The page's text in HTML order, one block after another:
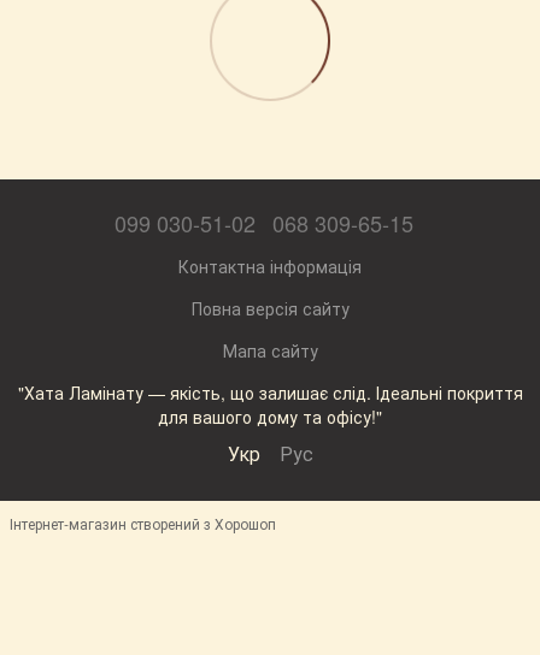
099 030-51-02 068 309-65-15
Контактна інформація
Повна версія сайту
Мапа сайту
"Хата Ламінату — якість, що залишає слід. Ідеальні покриття
для вашого дому та офісу!"
Укр Рус
Інтернет-магазин створений з Хорошоп